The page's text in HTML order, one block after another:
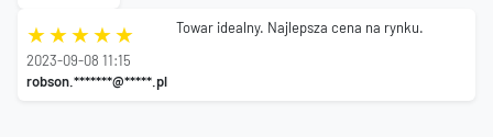
2023-09-08 11:15
robson.*******@*****.pl
Towar idealny. Najlepsza cena na rynku.